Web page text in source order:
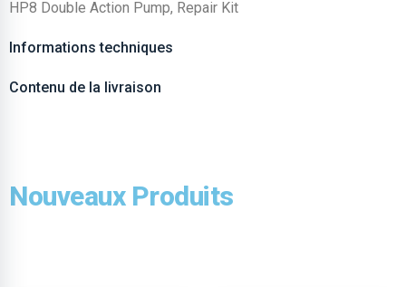
HP8 Double Action Pump, Repair Kit
Informations techniques
Contenu de la livraison
Nouveaux Produits